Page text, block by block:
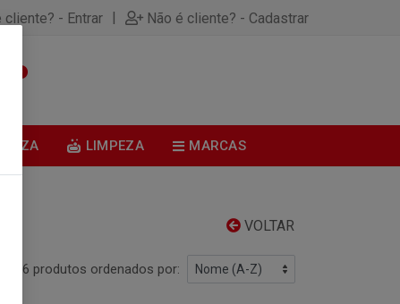
cliente? - Entrar | Não é cliente? - Cadastrar
LIMPEZA MARCAS
VOLTAR
126 produtos ordenados por: